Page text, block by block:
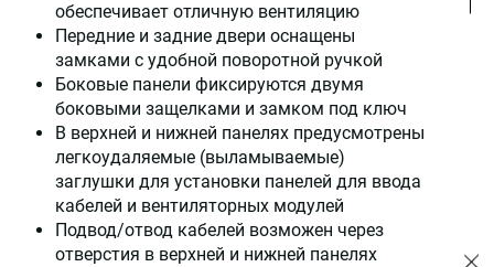
обеспечивает отличную вентиляцию
Передние и задние двери оснащены
замками с удобной поворотной ручкой
Боковые панели фиксируются двумя
боковыми защелками и замком под ключ
В верхней и нижней панелях предусмотрены
легкоудаляемые (выламываемые)
заглушки для установки панелей для ввода
кабелей и вентиляторных модулей
Подвод/отвод кабелей возможен через
отверстия в верхней и нижней панелях